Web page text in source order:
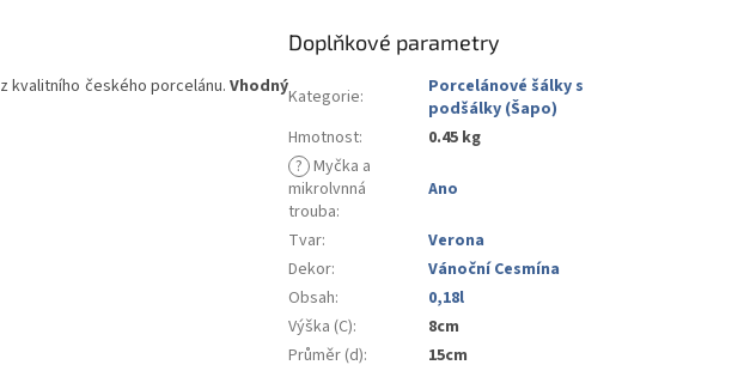
z kvalitního českého porcelánu.Vhodný
Doplňkové parametry
Kategorie:
Porcelánové šálky s
podšálky (Šapo)
Hmotnost:
0.45 kg
? Myčka a
mikrolvnná
trouba:
Ano
Tvar:
Verona
Dekor:
Vánoční Cesmína
Obsah:
0,18l
Výška (C):
8cm
Průměr (d): 15cm